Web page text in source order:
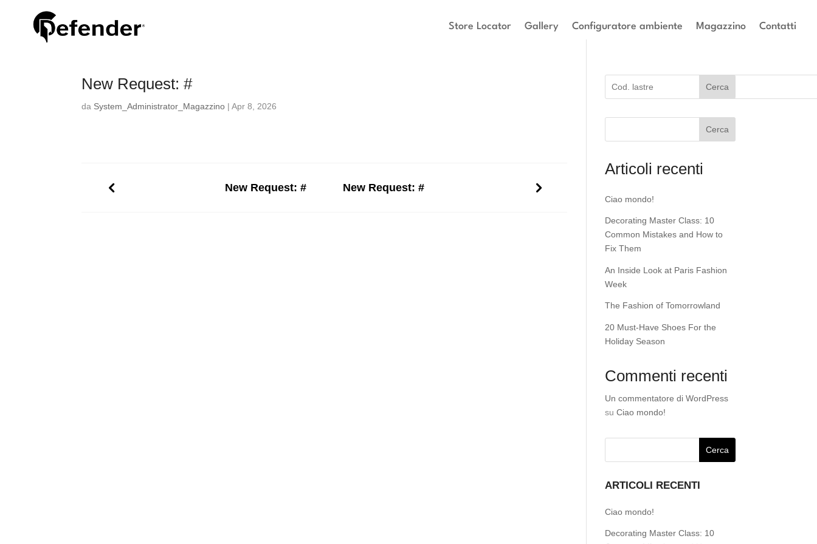
Store Locator Gallery Configuratore ambiente Magazzino Contatti
New Request: #
da System_Administrator_Magazzino |Apr 8, 2026
New Request: # New Request: #
Cerca
Cerca
Articoli recenti
Ciao mondo!
Decorating Master Class: 10
Common Mistakes and How to
Fix Them
An Inside Look at Paris Fashion
Week
The Fashion of Tomorrowland
20 Must-Have Shoes For the
Holiday Season
Commenti recenti
Un commentatore di WordPress
su Ciao mondo!
ARTICOLI RECENTI
Ciao mondo!
Decorating Master Class: 10